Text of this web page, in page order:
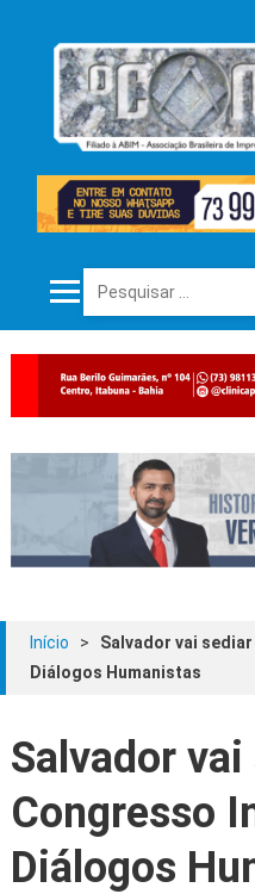
Pesquisar por:
Início >
Salvador vai
Diálogos Humanistas
Salvador
Congresso
Diálogos